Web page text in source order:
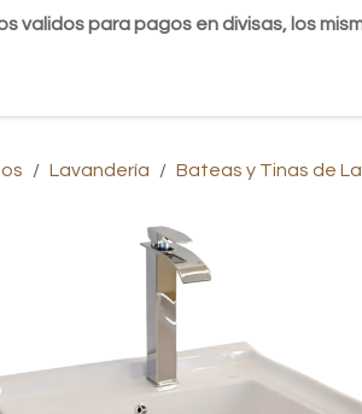
validos para pagos en divisas, los
Lavandería Bateas y Tinas de